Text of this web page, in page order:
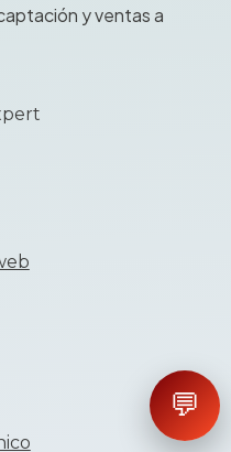
y ventas a
💬